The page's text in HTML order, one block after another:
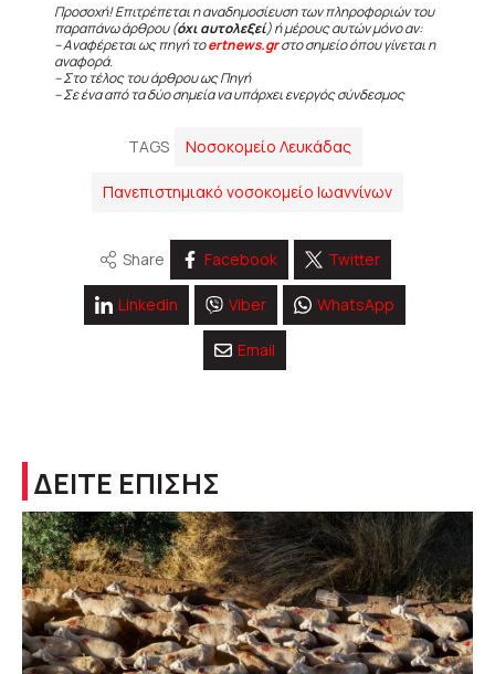
Προσοχή! Επιτρέπεται η αναδημοσίευση των πληροφοριών του
παραπάνω άρθρου (όχι αυτολεξεί) ή μέρους αυτών μόνο αν:
– Αναφέρεται ως πηγή τοertnews.grστο σημείο όπου γίνεται η
αναφορά.
– Στο τέλος του άρθρου ως Πηγή
– Σε ένα από τα δύο σημεία να υπάρχει ενεργός σύνδεσμος
TAGS Νοσοκομείο Λευκάδας
Πανεπιστημιακό νοσοκομείο Ιωαννίνων
Share Facebook Twitter
Linkedin Viber WhatsApp
Email
ΔΕΙΤΕ ΕΠΙΣΗΣ